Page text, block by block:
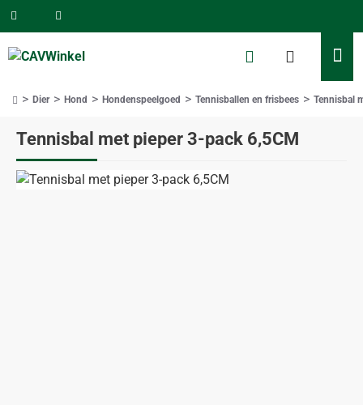
Tennisbal met pieper 3-pack 6,5CM
Dier Hond Hondenspeelgoed Tennisballen en frisbees Tennisbal